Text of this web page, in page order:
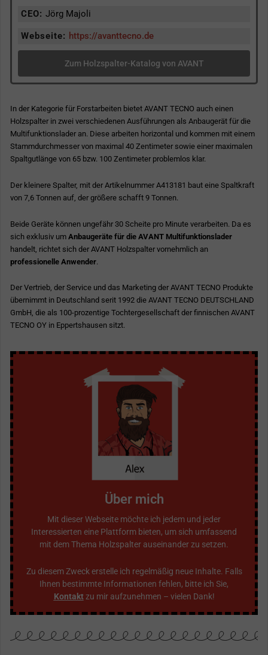
CEO: Jörg Majoli
Webseite: https://avanttecno.de
Zum Holzspalter-Katalog von AVANT
In der Kategorie für Forstarbeiten bietet AVANT TECNO auch einen
Holzspalter in zwei verschiedenen Ausführungen als Anbaugerät für die
Multifunktionslader an. Diese arbeiten horizontal und kommen mit einem
Stammdurchmesser von maximal 40 Zentimeter sowie einer maximalen
Spaltgutlänge von 65 bzw. 100 Zentimeter problemlos klar.
Der kleinere Spalter, mit der Artikelnummer A413181 baut eine Spaltkraft
von 7,6 Tonnen auf, der größere schafft 9 Tonnen.
Beide Geräte können ungefähr 30 Scheite pro Minute verarbeiten. Da es
sich exklusiv um Anbaugeräte für die AVANT Multifunktionslader
handelt, richtet sich der AVANT Holzspalter vornehmlich an
professionelle Anwender.
Der Vertrieb, der Service und das Marketing der AVANT TECNO Produkte
übernimmt in Deutschland serit 1992 die AVANT TECNO DEUTSCHLAND
GmbH, die als 100-prozentige Tochtergesellschaft der finnischen AVANT
TECNO OY in Eppertshausen sitzt.
Über mich
Mit dieser Webseite möchte ich jedem und jeder
Interessierten eine Plattform bieten, um sich umfassend
mit dem Thema Holzspalter auseinander zu setzen.
Zu diesem Zweck erstelle ich regelmäßig neue Inhalte. Falls
Ihnen bestimmte Informationen fehlen, bitte ich Sie,
Kontaktzu mir aufzunehmen – vielen Dank!